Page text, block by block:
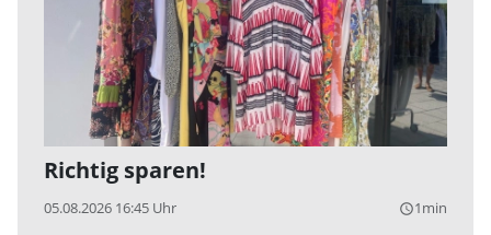
Richtig sparen!
05.08.2026 16:45 Uhr query_builder1min